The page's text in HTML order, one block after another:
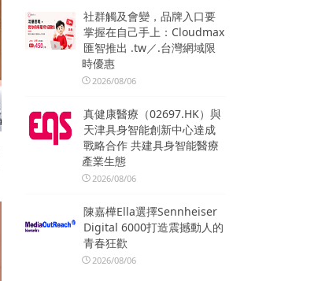
社群觸及會變，品牌入口要
掌握在自己手上：Cloudmax
匯智推出 .tw／.台灣網域限
時優惠
2026/08/06
真健康醫療（02697.HK）與
天津具身智能創新中心達成
戰略合作 共建具身智能醫療
產業生態
2026/08/06
陳嘉樺Ella選擇Sennheiser
Digital 6000打造震撼動人的
青春狂歡
2026/08/06